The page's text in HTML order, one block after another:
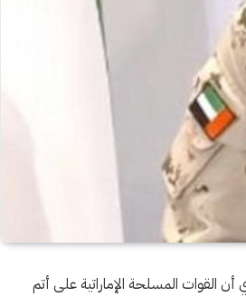
أن القوات المسلحة الإماراتية على أتم